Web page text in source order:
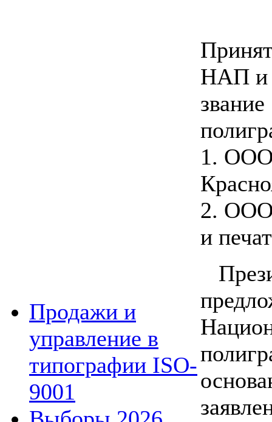
Продажи и
управление в
типографии ISO-
9001
НАП и
1.
2. ООО
и